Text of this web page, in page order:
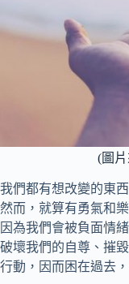
(圖
我們都有想改變的東
然而，就算有勇氣和
因為我們會被負面情
破壞我們的自尊、摧
行動，因而困在過去